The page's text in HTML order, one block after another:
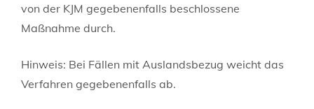
von der KJM gegebenenfalls beschlossene
Maßnahme durch.
Hinweis: Bei Fällen mit Auslandsbezug weicht das
Verfahren gegebenenfalls ab.